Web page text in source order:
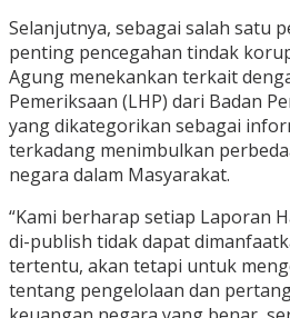
Selanjutnya, sebagai salah satu
penting pencegahan tindak
Agung menekankan terkait
Pemeriksaan (LHP) dari Badan
yang dikategorikan sebagai
terkadang menimbulkan
negara dalam Masyarakat.
“Kami berharap setiap Laporan
di-publish tidak dapat
tertentu, akan tetapi untuk
tentang pengelolaan dan